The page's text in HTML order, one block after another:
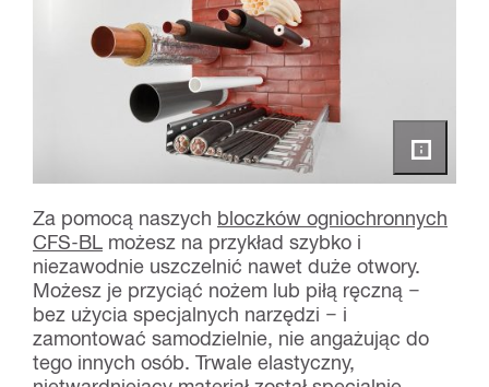
Za pomocą naszych bloczków ogniochronnych
CFS-BL
możesz na przykład szybko i
niezawodnie uszczelnić nawet duże otwory.
Możesz je przyciąć nożem lub piłą ręczną −
bez użycia specjalnych narzędzi − i
zamontować samodzielnie, nie angażując do
tego innych osób. Trwale elastyczny,